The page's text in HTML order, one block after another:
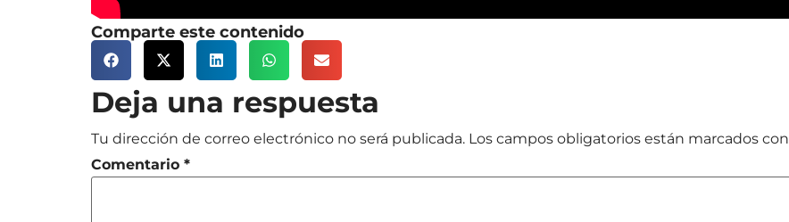
Comparte este contenido
Deja una respuesta
Tu dirección de correo electrónico no será publicada. Los campos obligatorios están marcados con
Comentario *